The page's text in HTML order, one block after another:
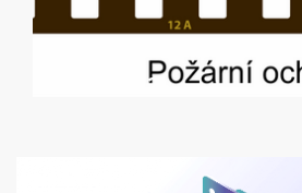
New Slide 2